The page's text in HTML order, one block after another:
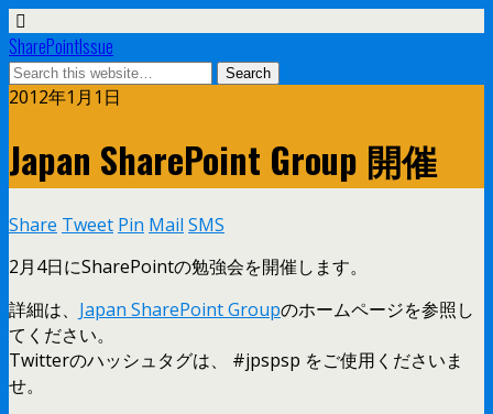
SharePointIssue
2012年1月1日
Japan SharePoint Group 開催
Share Tweet Pin Mail SMS
2月4日にSharePointの勉強会を開催します。
詳細は、 Japan SharePoint Groupのホームページを参照し
てください。
Twitterのハッシュタグは、 #jpspsp をご使用くださいま
せ。